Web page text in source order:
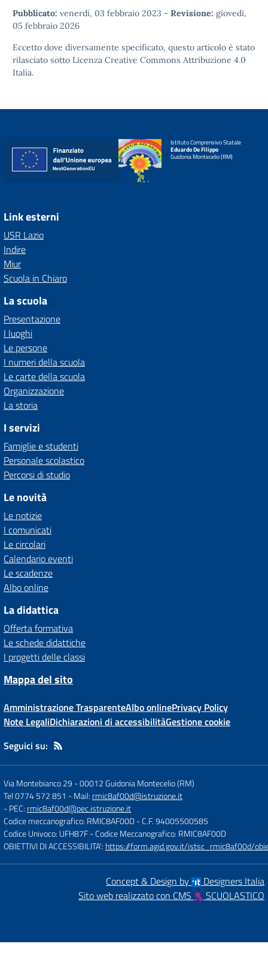
Pubblicato: venerdì, 03 febbraio 2023 - Revisione: giovedì,
05 febbraio 2026
Eccetto dove diversamente specificato, questo articolo è stato
rilasciato sotto Licenza Creative Commons Attribuzione 4.0
Italia.
Istituto Comprensivo Statale
Eduardo De Filippo
Guidonia Montecelio (RM)
Link esterni
USR Lazio
Indire
Miur
Scuola in Chiaro
La scuola
Presentazione
I luoghi
Le persone
I numeri della scuola
Le carte della scuola
Organizzazione
La storia
I servizi
Famiglie e studenti
Personale scolastico
Percorsi di studio
Le novità
Le notizie
I comunicati
Le circolari
Calendario eventi
Le scadenze
Albo online
La didattica
Offerta formativa
Le schede didattiche
I progetti delle classi
Mappa del sito
Amministrazione TrasparenteAlbo onlinePrivacy Policy
Note LegaliDichiarazioni di accessibilitàGestione cookie
Seguici su:
Via Montebianco 29 -00012 Guidonia Montecelio (RM)
Tel 0774 572 851 - Mail: rmic8af00d@istruzione.it
- PEC: rmic8af00d@pec.istruzione.it
Codice meccanografico: RMIC8AF00D- C.F. 94005500585
Codice Univoco: UFH87F- Codice Meccanografico: RMIC8AF00D
OBIETTIVI DI ACCESSIBILITA': https://form.agid.gov.it/istsc_rmic8af00d/
Concept & Design by
Designers Italia
Sito web realizzato con CMS
SCUOLASTICO